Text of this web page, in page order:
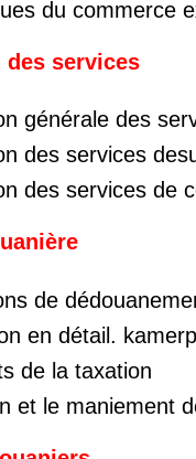
du commerce
des services
générale des
des services
des services de
de
en détail.
de la taxation
et le maniement